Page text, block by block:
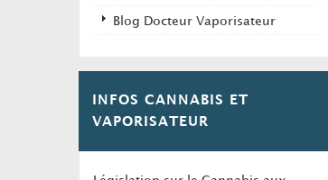
Blog Docteur Vaporisateur
INFOS CANNABIS ET
VAPORISATEUR